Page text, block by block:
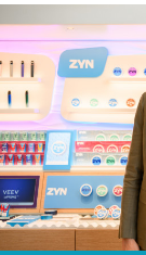
140 de ani de